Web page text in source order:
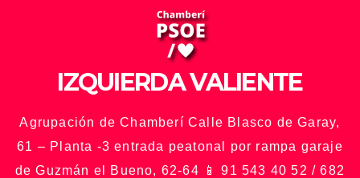
IZQUIERDA VALIENTE
Agrupación de Chamberí Calle Blasco de Garay,
61 – Planta -3 entrada peatonal por rampa garaje
de Guzmán el Bueno, 62-64 📱 91 543 40 52 / 682